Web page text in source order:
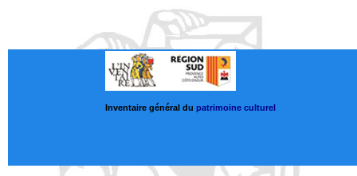
Inventaire général du patrimoine culturel